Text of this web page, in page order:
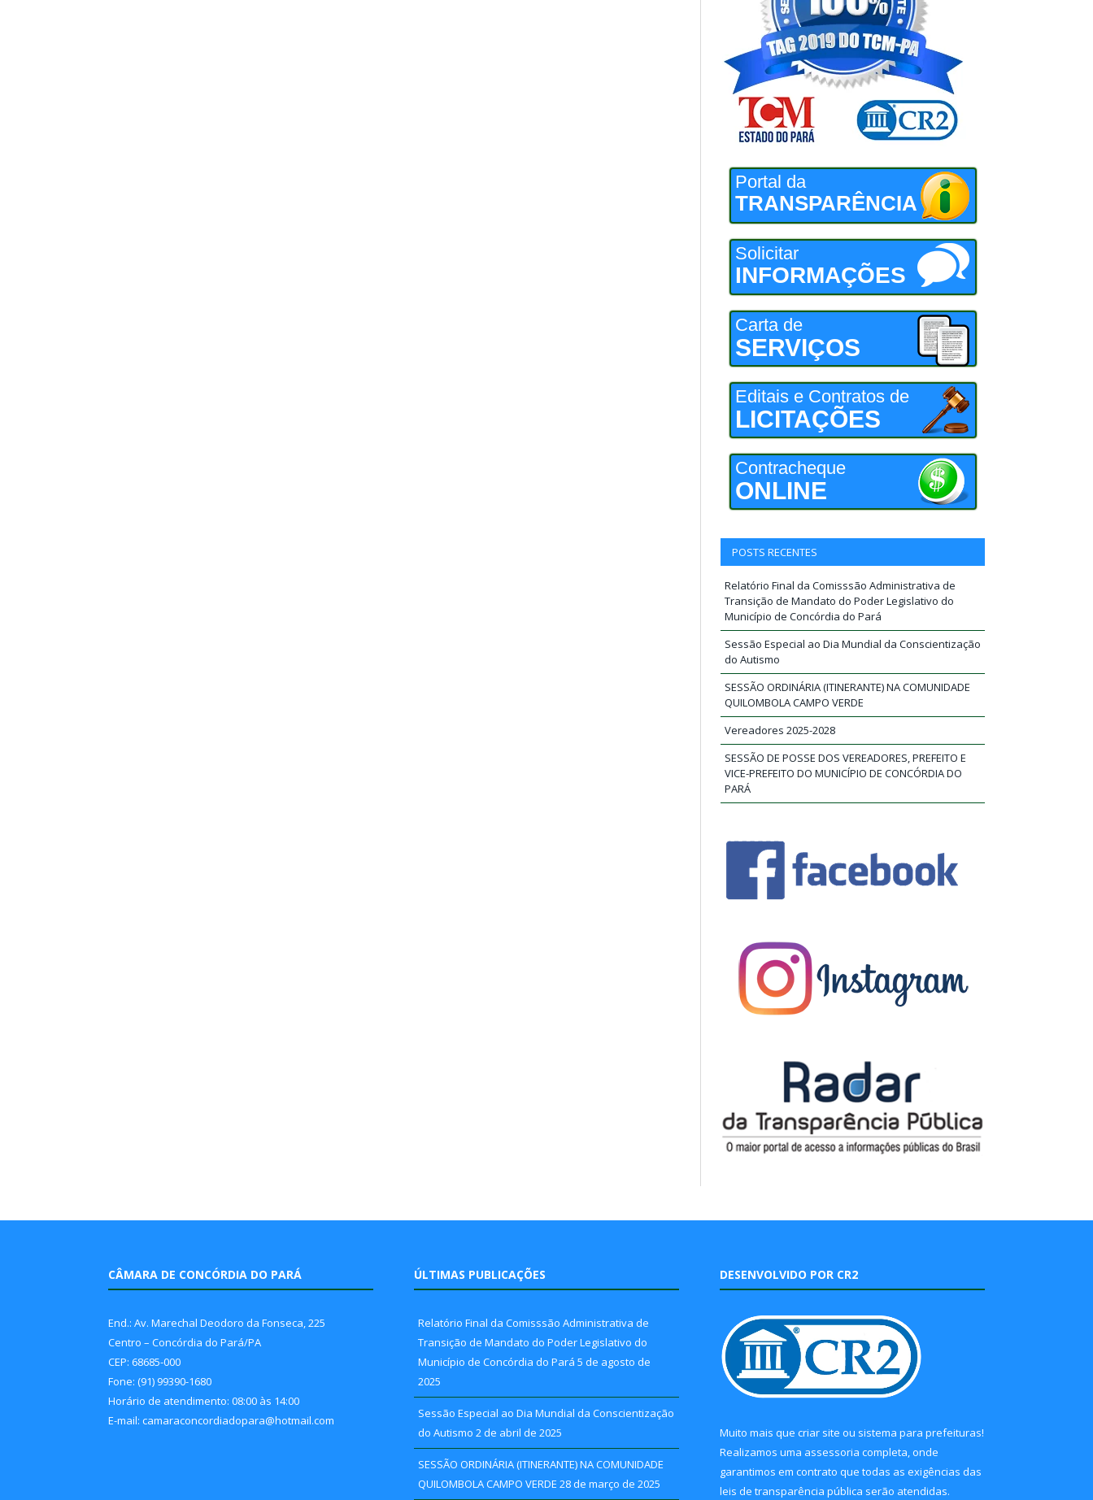
Portal da
TRANSPARÊNCIA
Solicitar
INFORMAÇÕES
Carta de
SERVIÇOS
Editais e Contratos de
LICITAÇÕES
Contracheque
ONLINE
POSTS RECENTES
Relatório Final da Comisssão Administrativa de
Transição de Mandato do Poder Legislativo do
Município de Concórdia do Pará
Sessão Especial ao Dia Mundial da Conscientização
do Autismo
SESSÃO ORDINÁRIA (ITINERANTE) NA COMUNIDADE
QUILOMBOLA CAMPO VERDE
Vereadores 2025-2028
SESSÃO DE POSSE DOS VEREADORES, PREFEITO E
VICE-PREFEITO DO MUNICÍPIO DE CONCÓRDIA DO
PARÁ
CÂMARA DE CONCÓRDIA DO PARÁ
End.: Av. Marechal Deodoro da Fonseca, 225
Centro – Concórdia do Pará/PA
CEP: 68685-000
Fone: (91) 99390-1680
Horário de atendimento: 08:00 às 14:00
E-mail: camaraconcordiadopara@hotmail.com
ÚLTIMAS PUBLICAÇÕES
Relatório Final da Comisssão Administrativa de
Transição de Mandato do Poder Legislativo do
Município de Concórdia do Pará 5 de agosto de
2025
Sessão Especial ao Dia Mundial da Conscientização
do Autismo 2 de abril de 2025
SESSÃO ORDINÁRIA (ITINERANTE) NA COMUNIDADE
QUILOMBOLA CAMPO VERDE 28 de março de 2025
DESENVOLVIDO POR CR2
Muito mais que criar site ou sistema para prefeituras!
Realizamos uma assessoria completa, onde
garantimos em contrato que todas as exigências das
leis de transparência pública serão atendidas.